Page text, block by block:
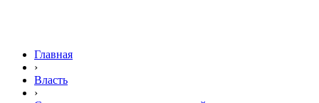
Главная
›
Власть
›